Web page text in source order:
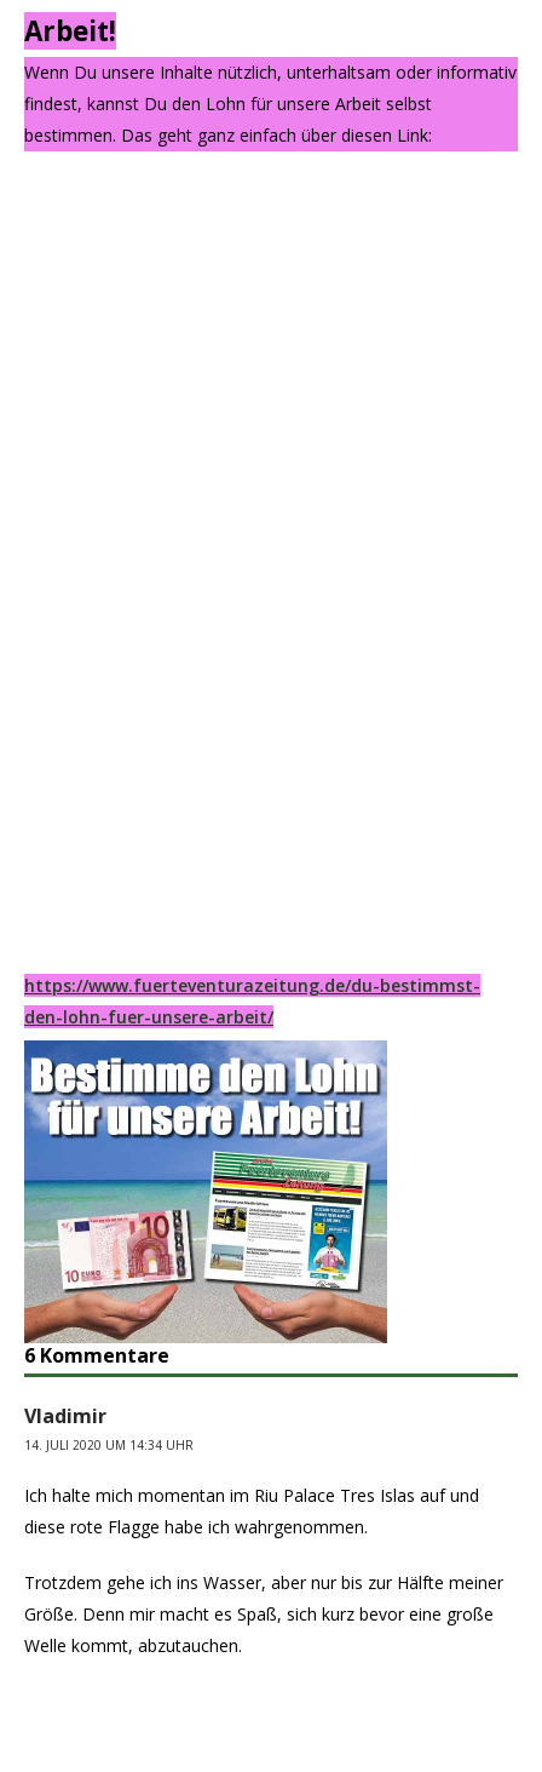
Arbeit!
Wenn Du unsere Inhalte nützlich, unterhaltsam oder informativ
findest, kannst Du den Lohn für unsere Arbeit selbst
bestimmen. Das geht ganz einfach über diesen Link:
https://www.fuerteventurazeitung.de/du-bestimmst-
den-lohn-fuer-unsere-arbeit/
6 Kommentare
Vladimir
14. JULI 2020 UM 14:34 UHR
Ich halte mich momentan im Riu Palace Tres Islas auf und
diese rote Flagge habe ich wahrgenommen.
Trotzdem gehe ich ins Wasser, aber nur bis zur Hälfte meiner
Größe. Denn mir macht es Spaß, sich kurz bevor eine große
Welle kommt, abzutauchen.